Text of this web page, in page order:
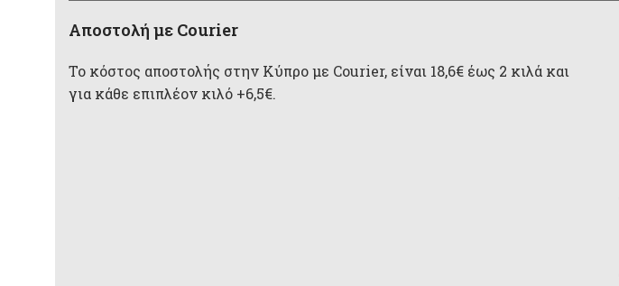
Aποστολή με Courier
Το κόστος αποστολής στην Κύπρο με Courier, είναι 18,6€ έως 2 κιλά και
για κάθε επιπλέον κιλό +6,5€.